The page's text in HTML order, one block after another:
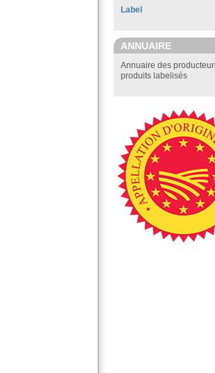
Label
ANNUAIRE
Annuaire des
produits labelisés